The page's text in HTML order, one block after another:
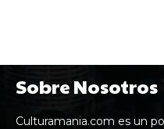
Sobre Nosotros
Culturamania.com es un